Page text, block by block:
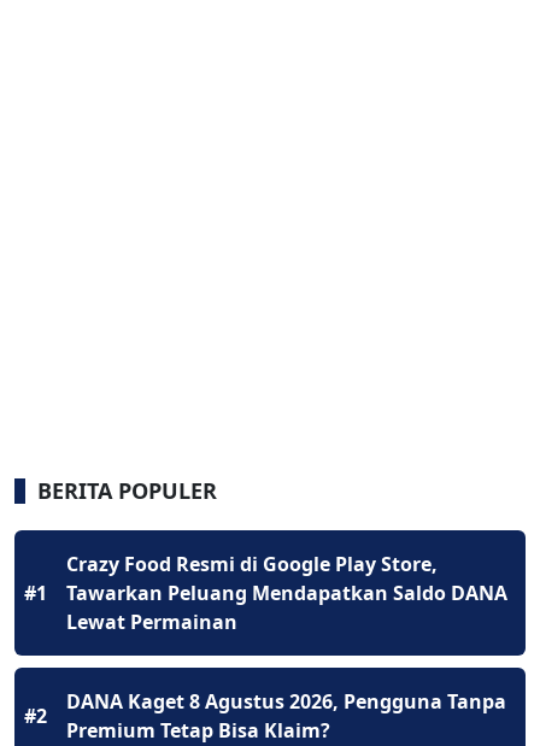
BERITA POPULER
#1
Crazy Food Resmi di Google Play Store,
Tawarkan Peluang Mendapatkan Saldo DANA
Lewat Permainan
#2
DANA Kaget 8 Agustus 2026, Pengguna Tanpa
Premium Tetap Bisa Klaim?